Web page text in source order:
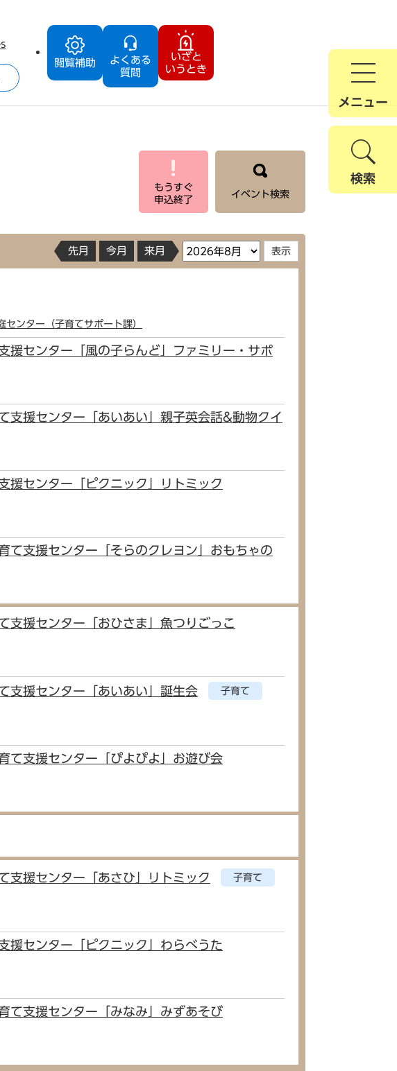
閲覧補助
よくある
質問
いざと
いうとき
メニュー
検索
もうすぐ
申込終了
イベント検索
先月 今月 来月
センター（子育てサポート課）
援センター「風の子らんど」ファミリー・サポ
支援センター「あいあい」親子英会話&動物クイ
援センター「ピクニック」リトミック
て支援センター「そらのクレヨン」おもちゃの
支援センター「おひさま」魚つりごっこ
支援センター「あいあい」誕生会 子育て
て支援センター「ぴよぴよ」お遊び会
支援センター「あさひ」リトミック 子育て
援センター「ピクニック」わらべうた
て支援センター「みなみ」みずあそび